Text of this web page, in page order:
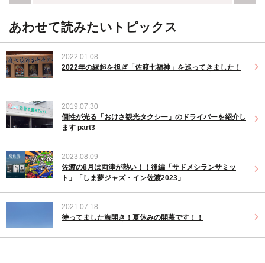
あわせて読みたいトピックス
2022.01.08
2022年の縁起を担ぎ「佐渡七福神」を巡ってきました！
2019.07.30
個性が光る「おけさ観光タクシー」のドライバーを紹介し
ます part3
2023.08.09
佐渡の8月は両津が熱い！！後編「サドメシランサミッ
ト」「しま夢ジャズ・イン佐渡2023」
2021.07.18
待ってました海開き！夏休みの開幕です！！